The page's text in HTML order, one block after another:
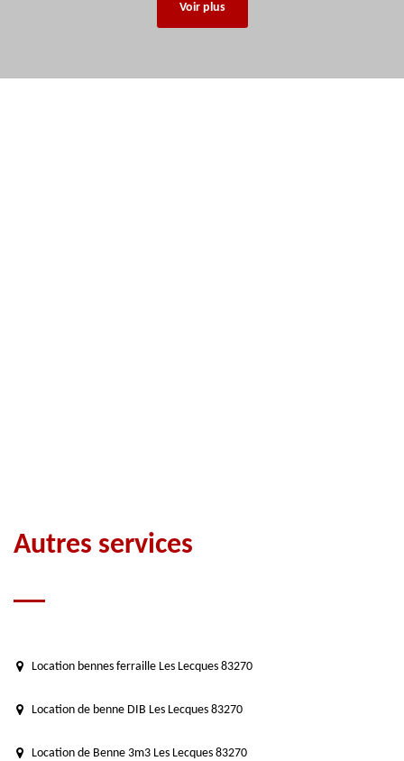
Voir plus
Autres services
Location bennes ferraille Les Lecques 83270
Location de benne DIB Les Lecques 83270
Location de Benne 3m3 Les Lecques 83270